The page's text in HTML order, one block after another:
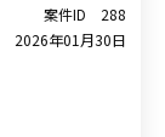
案件ID
288
2026年01月30日